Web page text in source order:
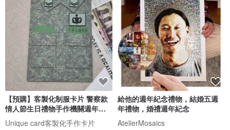
【預購】客製化制服卡片 警察款
情人節生日禮物手作機關週年紀
念
Unique card客製化手作卡片
給他的週年紀念禮物，結婚五週
年禮物，婚禮週年紀念
AtelierMosaics